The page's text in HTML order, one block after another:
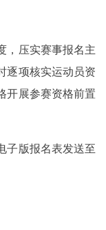
压实赛事报名主
逐项核实运动员资
开展参赛资格前置
版报名表发送至